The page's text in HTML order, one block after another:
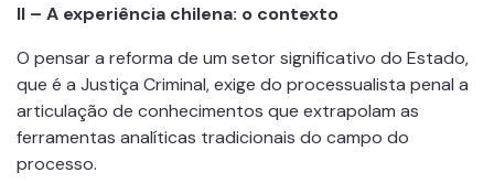
II – A experiência chilena: o contexto
O pensar a reforma de um setor significativo do Estado,
que é a Justiça Criminal, exige do processualista penal a
articulação de conhecimentos que extrapolam as
ferramentas analíticas tradicionais do campo do
processo.